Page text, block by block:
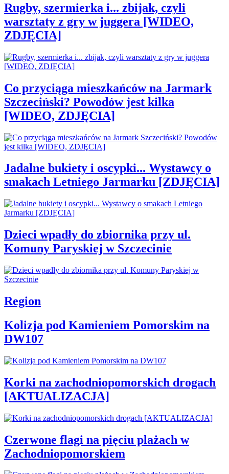
Rugby, szermierka i... zbijak, czyli
warsztaty z gry w juggera [WIDEO,
ZDJĘCIA]
Co przyciąga mieszkańców na Jarmark
Szczeciński? Powodów jest kilka
[WIDEO, ZDJĘCIA]
Jadalne bukiety i oscypki... Wystawcy o
smakach Letniego Jarmarku [ZDJĘCIA]
Dzieci wpadły do zbiornika przy ul.
Komuny Paryskiej w Szczecinie
Region
Kolizja pod Kamieniem Pomorskim na
DW107
Korki na zachodniopomorskich drogach
[AKTUALIZACJA]
Czerwone flagi na pięciu plażach w
Zachodniopomorskiem